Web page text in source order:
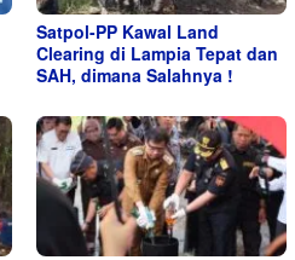
Satpol-PP Kawal Land
Clearing di Lampia Tepat dan
SAH, dimana Salahnya !